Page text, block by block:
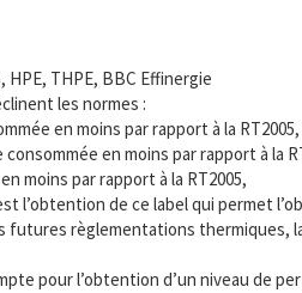
THPE, BBC Effinergie
les normes :
en moins par rapport à la RT2005,
en moins par rapport à la
moins par rapport à la RT2005,
l’obtention de ce label qui permet
règlementations thermiques,
pour l’obtention d’un niveau de